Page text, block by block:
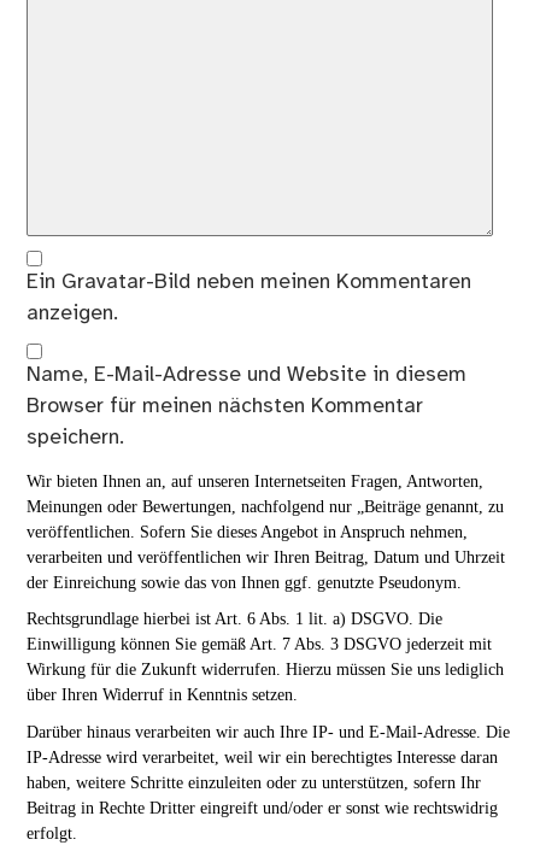
Ein Gravatar-Bild neben meinen Kommentaren
anzeigen.
Name, E-Mail-Adresse und Website in diesem
Browser für meinen nächsten Kommentar
speichern.
Wir bieten Ihnen an, auf unseren Internetseiten Fragen, Antworten,
Meinungen oder Bewertungen, nachfolgend nur „Beiträge genannt, zu
veröffentlichen. Sofern Sie dieses Angebot in Anspruch nehmen,
verarbeiten und veröffentlichen wir Ihren Beitrag, Datum und Uhrzeit
der Einreichung sowie das von Ihnen ggf. genutzte Pseudonym.
Rechtsgrundlage hierbei ist Art. 6 Abs. 1 lit. a) DSGVO. Die
Einwilligung können Sie gemäß Art. 7 Abs. 3 DSGVO jederzeit mit
Wirkung für die Zukunft widerrufen. Hierzu müssen Sie uns lediglich
über Ihren Widerruf in Kenntnis setzen.
Darüber hinaus verarbeiten wir auch Ihre IP- und E-Mail-Adresse. Die
IP-Adresse wird verarbeitet, weil wir ein berechtigtes Interesse daran
haben, weitere Schritte einzuleiten oder zu unterstützen, sofern Ihr
Beitrag in Rechte Dritter eingreift und/oder er sonst wie rechtswidrig
erfolgt.